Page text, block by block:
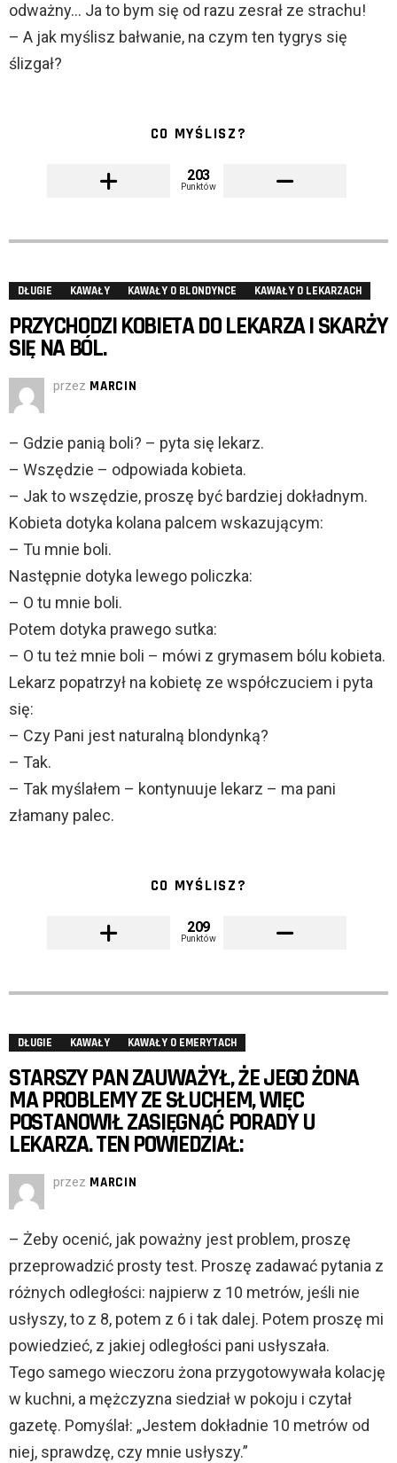
odważny… Ja to bym się od razu zesrał ze strachu!
– A jak myślisz bałwanie, na czym ten tygrys się
ślizgał?
CO MYŚLISZ?
203
Punktów
DŁUGIE KAWAŁY KAWAŁY O BLONDYNCE KAWAŁY O LEKARZACH
PRZYCHODZI KOBIETA DO LEKARZA I SKARŻY
SIĘ NA BÓL.
przez MARCIN
– Gdzie panią boli? – pyta się lekarz.
– Wszędzie – odpowiada kobieta.
– Jak to wszędzie, proszę być bardziej dokładnym.
Kobieta dotyka kolana palcem wskazującym:
– Tu mnie boli.
Następnie dotyka lewego policzka:
– O tu mnie boli.
Potem dotyka prawego sutka:
– O tu też mnie boli – mówi z grymasem bólu kobieta.
Lekarz popatrzył na kobietę ze współczuciem i pyta
się:
– Czy Pani jest naturalną blondynką?
– Tak.
– Tak myślałem – kontynuuje lekarz – ma pani
złamany palec.
CO MYŚLISZ?
209
Punktów
DŁUGIE KAWAŁY KAWAŁY O EMERYTACH
STARSZY PAN ZAUWAŻYŁ, ŻE JEGO ŻONA
MA PROBLEMY ZE SŁUCHEM, WIĘC
POSTANOWIŁ ZASIĘGNĄĆ PORADY U
LEKARZA. TEN POWIEDZIAŁ:
przez MARCIN
– Żeby ocenić, jak poważny jest problem, proszę
przeprowadzić prosty test. Proszę zadawać pytania z
różnych odległości: najpierw z 10 metrów, jeśli nie
usłyszy, to z 8, potem z 6 i tak dalej. Potem proszę mi
powiedzieć, z jakiej odległości pani usłyszała.
Tego samego wieczoru żona przygotowywała kolację
w kuchni, a mężczyzna siedział w pokoju i czytał
gazetę. Pomyślał: „Jestem dokładnie 10 metrów od
niej, sprawdzę, czy mnie usłyszy.”